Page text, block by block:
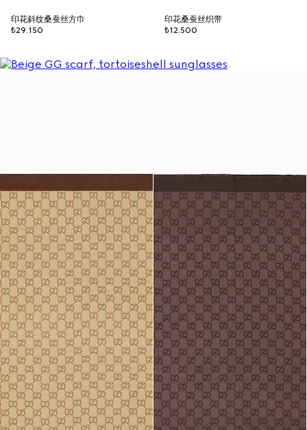
印花斜纹桑蚕丝方巾
₺29.150
印花桑蚕丝织带
₺12.500